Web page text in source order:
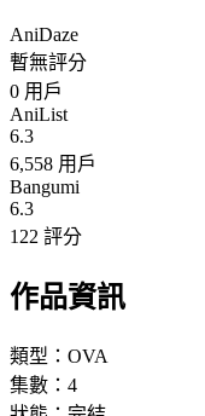
AniDaze
暫無評分
0 用戶
AniList
6.3
6,558 用戶
Bangumi
6.3
122 評分
作品資訊
類型： OVA
集數： 4